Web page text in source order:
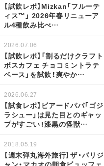
【試飲レポ】Mizkan「フルーテ
ィス™」 2026年春リニューア
ル4種飲み比べ…
2026.07.06
【試飲レポ】「割るだけクラフト
ボスカフェ チョコミントラテ
ベース」を試飲！爽やか…
2026.06.27
【試食レポ】ビアードパパ「ゴジ
ラシュー」は見た目とのギャッ
プがすごい！漆黒の怪獣…
2018.05.19
【週末弾丸海外旅行】ザ・パリジ
ャン・マカオの朝食ビュッフェ